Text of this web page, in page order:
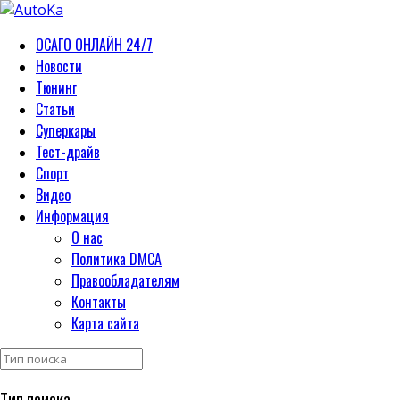
ОСАГО ОНЛАЙН 24/7
Новости
Тюнинг
Статьи
Суперкары
Тест-драйв
Спорт
Видео
Информация
О нас
Политика DMCA
Правообладателям
Контакты
Карта сайта